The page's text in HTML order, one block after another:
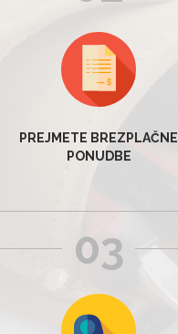
PREJMETE BREZPLAČNE
PONUDBE
03